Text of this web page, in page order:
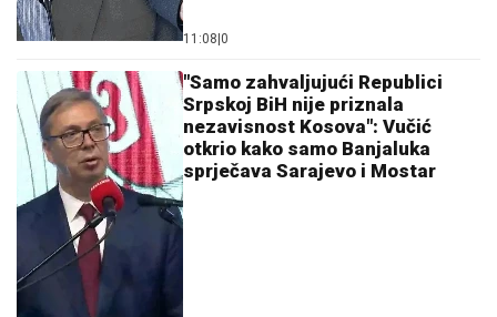
11:08 0
"Samo zahvaljujući Republici
Srpskoj BiH nije priznala
nezavisnost Kosova": Vučić
otkrio kako samo Banjaluka
sprječava Sarajevo i Mostar